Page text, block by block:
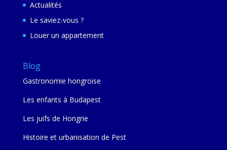
Actualités
Le saviez-vous ?
Louer un appartement
Blog
Gastronomie hongroise
Les enfants à Budapest
Les juifs de Hongrie
Histoire et urbanisation de Pest